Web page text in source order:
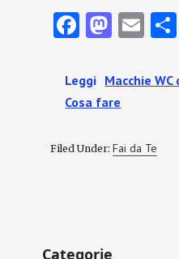
Fa
b
o
k
M
to
d
n
E
ai
Leggi Macchie
Cosa fare
Filed Under: Fai da Te
Primary
Categorie